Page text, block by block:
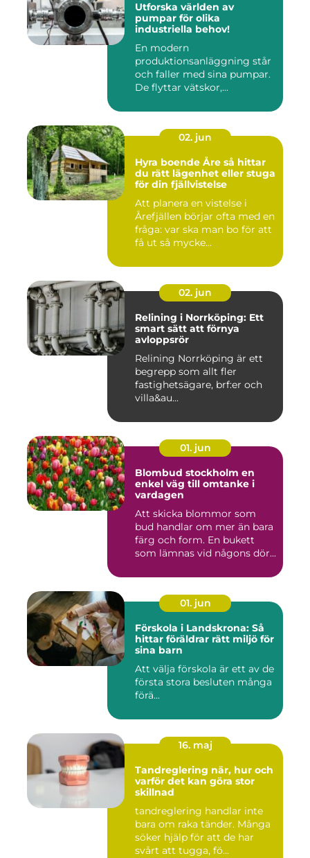
Utforska världen av
pumpar för olika
industriella behov!
En modern
produktionsanläggning står
och faller med sina pumpar.
De flyttar vätskor,...
02. jun
Hyra boende Åre så hittar
du rätt lägenhet eller stuga
för din fjällvistelse
Att planera en vistelse i
Årefjällen börjar ofta med en
fråga: var ska man bo för att
få ut så mycke...
02. jun
Relining i Norrköping: Ett
smart sätt att förnya
avloppsrör
Relining Norrköping är ett
begrepp som allt fler
fastighetsägare, brf:er och
villa&au...
01. jun
Blombud stockholm en
enkel väg till omtanke i
vardagen
Att skicka blommor som
bud handlar om mer än bara
färg och form. En bukett
som lämnas vid någons dör...
01. jun
Förskola i Landskrona: Så
hittar föräldrar rätt miljö för
sina barn
Att välja förskola är ett av de
första stora besluten många
förä...
16. maj
Tandreglering när, hur och
varför det kan göra stor
skillnad
tandreglering handlar inte
bara om raka tänder. Många
söker hjälp för att de har
svårt att tugga, fö...